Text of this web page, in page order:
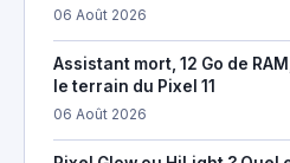
06 Août 2026
Assistant mort, 12 Go de
le terrain du Pixel 11
06 Août 2026